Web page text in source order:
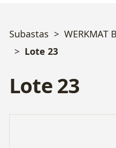
Subastas
WERKMAT BIZKAIA -
Lote 23
Lote 23